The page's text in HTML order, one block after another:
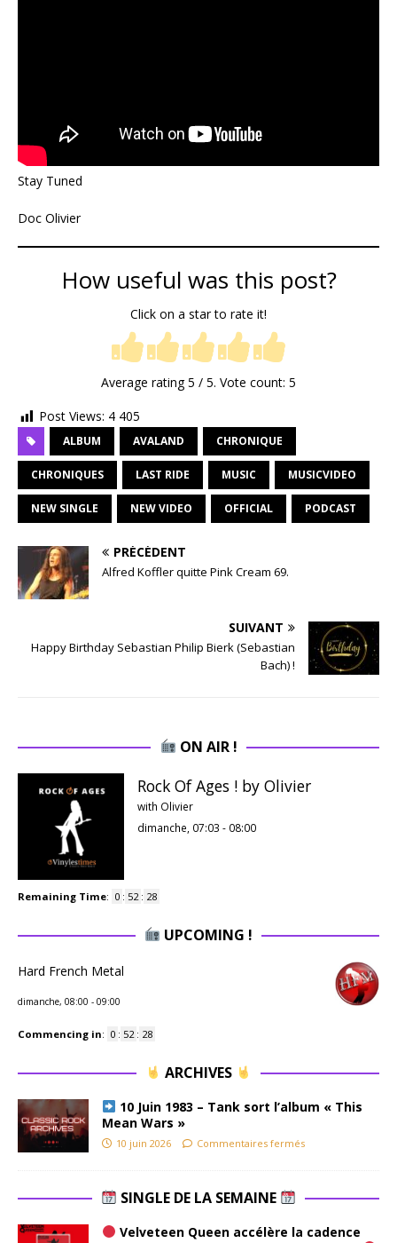
Stay Tuned
Doc Olivier
How useful was this post?
Click on a star to rate it!
Average rating5 / 5. Vote count: 5
Post Views: 4 405
ALBUM AVALAND CHRONIQUE
CHRONIQUES LAST RIDE MUSIC MUSICVIDEO
NEW SINGLE NEW VIDEO OFFICIAL PODCAST
PRÉCÉDENT
Alfred Koffler quitte Pink Cream 69.
SUIVANT
Happy Birthday Sebastian Philip Bierk (Sebastian
Bach) !
ON AIR !
Rock Of Ages ! by Olivier
with Olivier
dimanche, 07:03 - 08:00
Remaining Time: 0 : 52 : 27
UPCOMING !
Hard French Metal
dimanche, 08:00 - 09:00
Commencing in: 0 : 52 : 27
ARCHIVES
10 Juin 1983 – Tank sort l’album « This
Mean Wars »
10 juin 2026 Commentaires fermés
SINGLE DE LA SEMAINE
Velveteen Queen accélère la cadence